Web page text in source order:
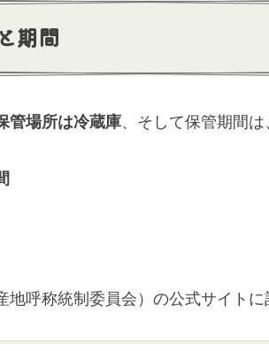
期間
管場所は冷蔵庫、そして保管期間は
地呼称統制委員会）の公式サイトに